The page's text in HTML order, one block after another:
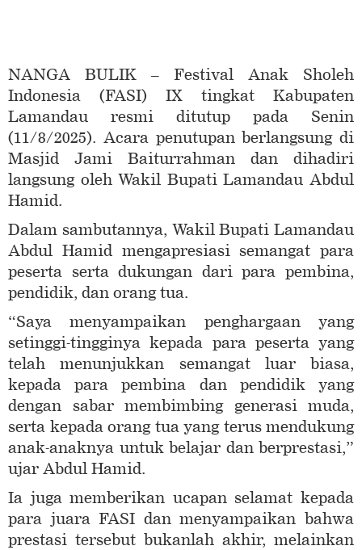
NANGA BULIK – Festival Anak Sholeh
Indonesia (FASI) IX tingkat Kabupaten
Lamandau resmi ditutup pada Senin
(11/8/2025). Acara penutupan berlangsung di
Masjid Jami Baiturrahman dan dihadiri
langsung oleh Wakil Bupati Lamandau Abdul
Hamid.
Dalam sambutannya, Wakil Bupati Lamandau
Abdul Hamid mengapresiasi semangat para
peserta serta dukungan dari para pembina,
pendidik, dan orang tua.
“Saya menyampaikan penghargaan yang
setinggi-tingginya kepada para peserta yang
telah menunjukkan semangat luar biasa,
kepada para pembina dan pendidik yang
dengan sabar membimbing generasi muda,
serta kepada orang tua yang terus mendukung
anak-anaknya untuk belajar dan berprestasi,”
ujar Abdul Hamid.
Ia juga memberikan ucapan selamat kepada
para juara FASI dan menyampaikan bahwa
prestasi tersebut bukanlah akhir, melainkan